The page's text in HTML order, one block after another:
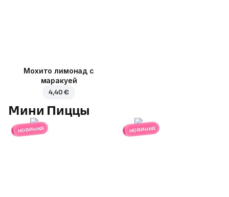
Мохито лимонад с
маракуей
4,40 €
Мини Пиццы
новинка новинка